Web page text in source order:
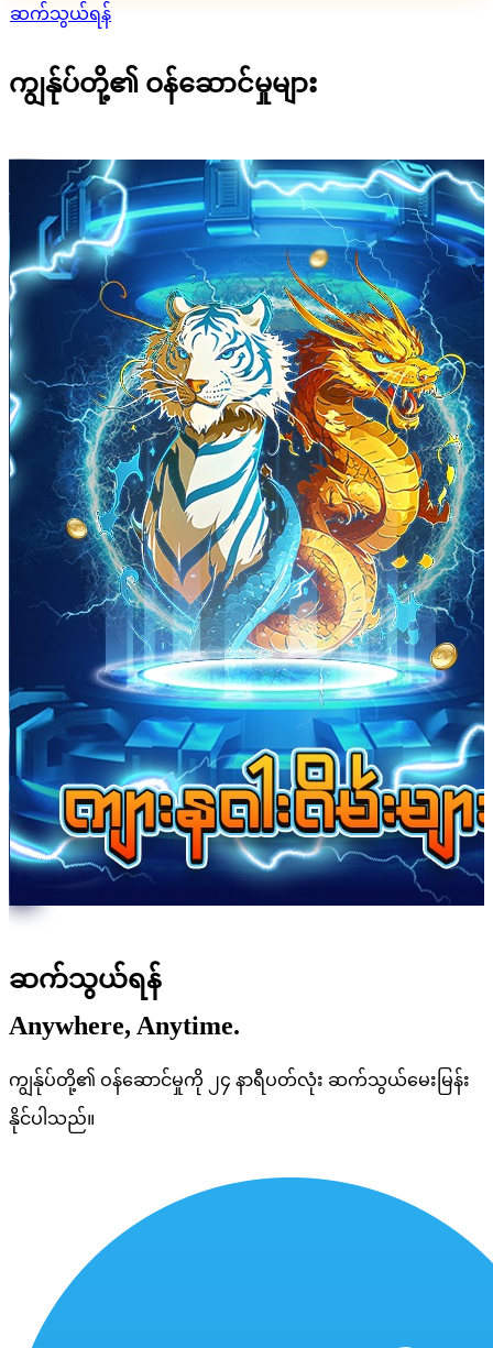
ဆက်သွယ်ရန်
ကျွန်ုပ်တို့၏ ဝန်ဆောင်မှုများ
ဆက်သွယ်ရန်
Anywhere, Anytime.
ကျွန်ုပ်တို့၏ ဝန်ဆောင်မှုကို ၂၄ နာရီပတ်လုံး ဆက်သွယ်မေးမြန်း
နိုင်ပါသည်။